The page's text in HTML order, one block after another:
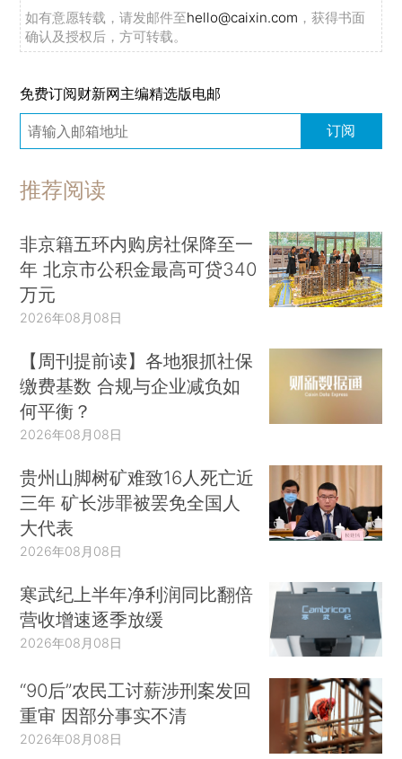
如有意愿转载，请发邮件至hello@caixin.com ，获得书面
确认及授权后，方可转载。
免费订阅财新网主编精选版电邮
订阅
推荐阅读
非京籍五环内购房社保降至一
年 北京市公积金最高可贷340
万元
2026年08月08日
【周刊提前读】各地狠抓社保
缴费基数 合规与企业减负如
何平衡？
2026年08月08日
贵州山脚树矿难致16人死亡近
三年 矿长涉罪被罢免全国人
大代表
2026年08月08日
寒武纪上半年净利润同比翻倍
营收增速逐季放缓
2026年08月08日
“90后”农民工讨薪涉刑案发回
重审 因部分事实不清
2026年08月08日